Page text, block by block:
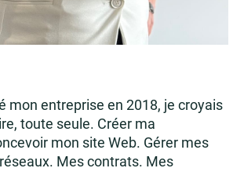
mon entreprise en 2018, je croyais
toute seule. Créer ma
mon site Web. Gérer mes
Mes contrats. Mes